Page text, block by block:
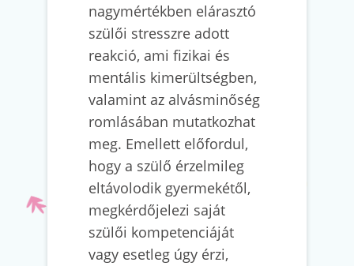
nagymértékben elárasztó
szülői stresszre adott
reakció, ami fizikai és
mentális kimerültségben,
valamint az alvásminőség
romlásában mutatkozhat
meg. Emellett előfordul,
hogy a szülő érzelmileg
eltávolodik gyermekétől,
megkérdőjelezi saját
szülői kompetenciáját
vagy esetleg úgy érzi,